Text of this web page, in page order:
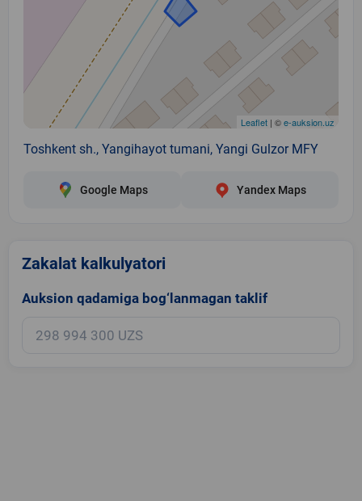
Leaflet | ©e-auksion.uz
Toshkent sh., Yangihayot tumani, Yangi Gulzor MFY
Google Maps Yandex Maps
Zakalat kalkulyatori
Auksion qadamiga bog‘lanmagan taklif